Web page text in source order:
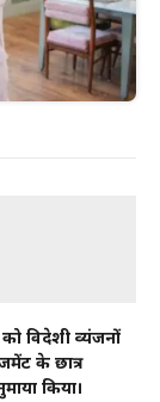
विदेशी व्यंजनों
के छात्र
किया।